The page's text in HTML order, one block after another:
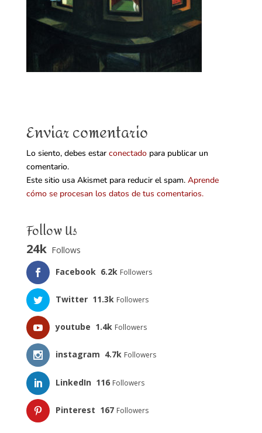
Enviar comentario
Lo siento, debes estar conectadopara publicar un
comentario.
Este sitio usa Akismet para reducir el spam. Aprende
cómo se procesan los datos de tus comentarios.
Follow Us
24k Follows
Facebook 6.2k Followers
Twitter 11.3k Followers
youtube 1.4k Followers
instagram 4.7k Followers
LinkedIn 116 Followers
Pinterest 167 Followers